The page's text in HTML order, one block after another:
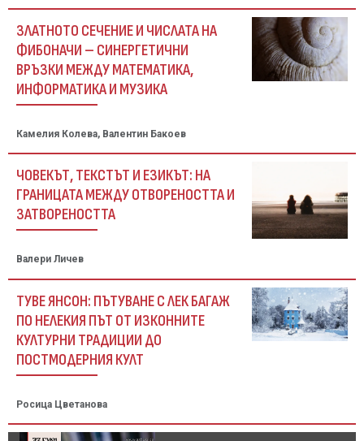
ЗЛАТНОТО СЕЧЕНИЕ И ЧИСЛАТА НА
ФИБОНАЧИ – СИНЕРГЕТИЧНИ
ВРЪЗКИ МЕЖДУ МАТЕМАТИКА,
ИНФОРМАТИКА И МУЗИКА
Камелия Колева, Валентин Бакоев
ЧОВЕКЪТ, ТЕКСТЪТ И ЕЗИКЪТ: НА
ГРАНИЦАТА МЕЖДУ ОТВОРЕНОСТТА И
ЗАТВОРЕНОСТТА
Валери Личев
ТУВЕ ЯНСОН: ПЪТУВАНЕ С ЛЕК БАГАЖ
ПО НЕЛЕКИЯ ПЪТ ОТ ИЗКОННИТЕ
КУЛТУРНИ ТРАДИЦИИ ДО
ПОСТМОДЕРНИЯ КУЛТ
Росица Цветанова